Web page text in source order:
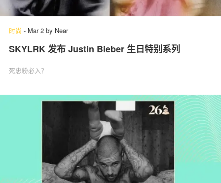
时尚 - Mar 2 by Near
SKYLRK 发布 Justin Bieber 生日特别系列
死忠粉必入？